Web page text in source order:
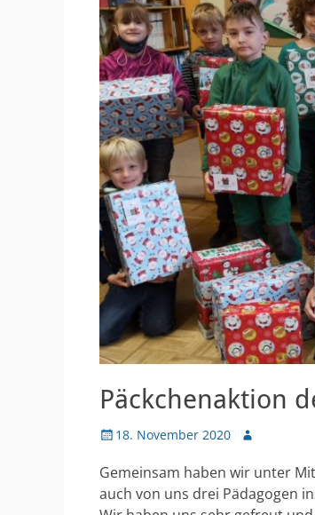
Päckchenaktion
Veröffentlicht
18. November 2020 Autor
Gemeinsam haben wir unter
auch von uns drei Pädagogen